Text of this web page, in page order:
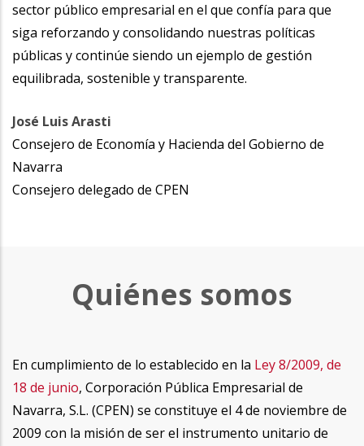
sector público empresarial en el que confía para que
siga reforzando y consolidando nuestras políticas
públicas y continúe siendo un ejemplo de gestión
equilibrada, sostenible y transparente.
José Luis Arasti
Consejero de Economía y Hacienda del Gobierno de
Navarra
Consejero delegado de CPEN
Quiénes somos
En cumplimiento de lo establecido en la Ley 8/2009, de
18 de junio, Corporación Pública Empresarial de
Navarra, S.L. (CPEN) se constituye el 4 de noviembre de
2009 con la misión de ser el instrumento unitario de